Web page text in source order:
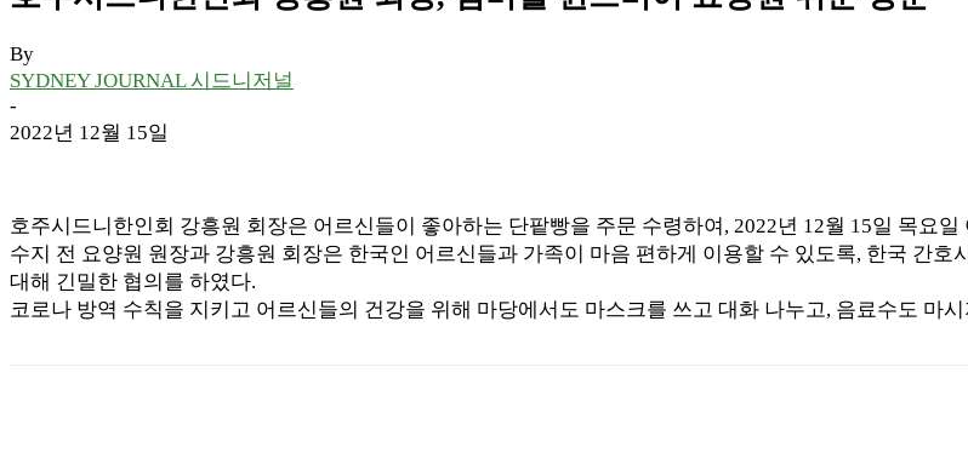
By
SYDNEY JOURNAL 시드니저널
-
2022년 12월 15일
호주시드니한인회 강흥원 회장은 어르신들이 좋아하는 단팥빵을 주문 수령하여, 2022년 12월 15일 목요
수지 전 요양원 원장과 강흥원 회장은 한국인 어르신들과 가족이 마음 편하게 이용할 수 있도록, 한국 간
대해 긴밀한 협의를 하였다.
코로나 방역 수칙을 지키고 어르신들의 건강을 위해 마당에서도 마스크를 쓰고 대화 나누고, 음료수도 마